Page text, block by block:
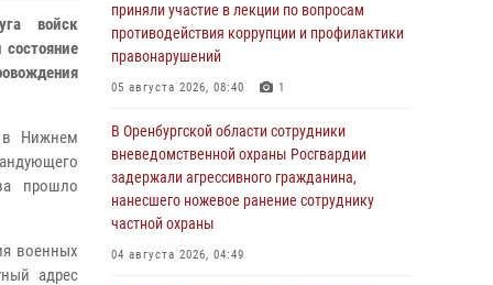
войск
в Нижнем
прошло
военных
адрес
приняли участие в лекции по вопросам
противодействия коррупции и профилактики
правонарушений
05 августа 2026, 08:40 1
В Оренбургской области сотрудники
вневедомственной охраны Росгвардии
задержали агрессивного гражданина,
нанесшего ножевое ранение сотруднику
частной охраны
04 августа 2026, 04:49